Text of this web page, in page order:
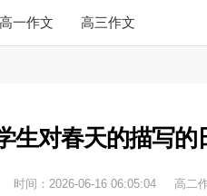
高一作文 高三作文
生对春天的描写的
时间： 2026-06-16 06:05:04 高二